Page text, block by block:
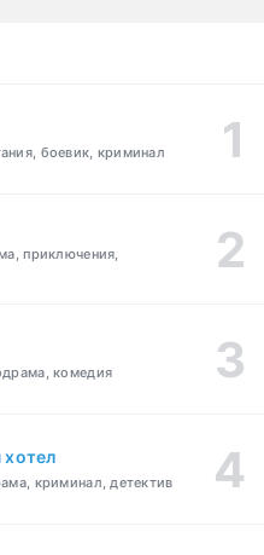
боевик, криминал
приключения,
комедия
хотел
криминал, детектив